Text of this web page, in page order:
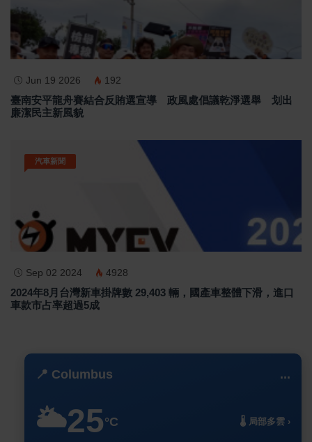
Jun 19 2026 192
臺南安平龍舟賽結合反賄選宣導 政風處倡議乾淨選舉 划出
廉潔民主新風貌
汽車新聞
Sep 02 2024 4928
2024年8月台灣新車掛牌數 29,403 輛，國產車整體下滑，進口
車款市占率超過5成
📍 Columbus ...
🌥️25°C 🌡️ 局部多雲 ›